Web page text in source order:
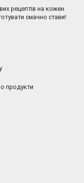
рецептів на кожен
смачно стави!
продукти